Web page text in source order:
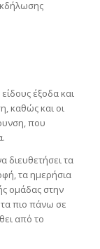
έξοδα και
καθώς και οι
που
διευθετήσει τα
τα ημερήσια
ομάδας στην
τα πιο πάνω σε
από το